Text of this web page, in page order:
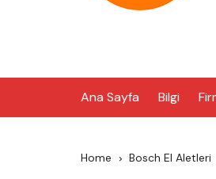
Ana Sayfa Bilgi
Home Bosch El Aletleri